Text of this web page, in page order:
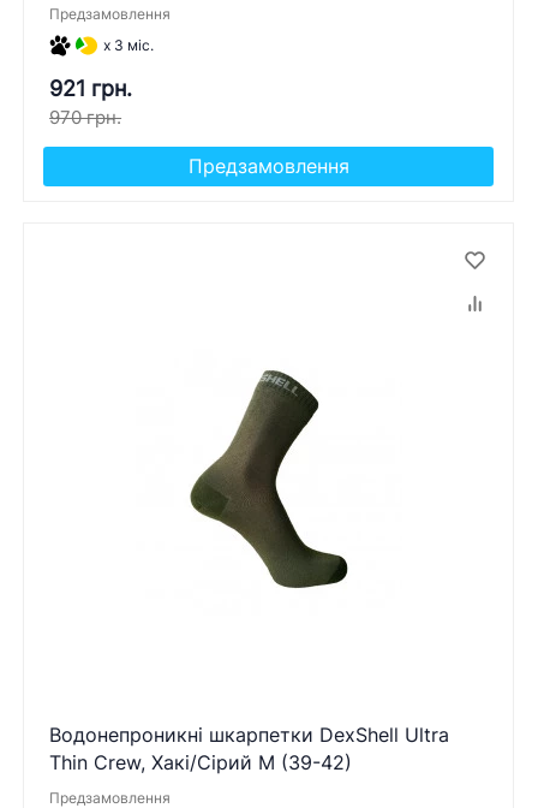
Предзамовлення
x 3 міс.
921 грн.
970 грн.
Предзамовлення
Водонепроникні шкарпетки DexShell Ultra
Thin Crew, Хакі/Сірий M (39-42)
Предзамовлення